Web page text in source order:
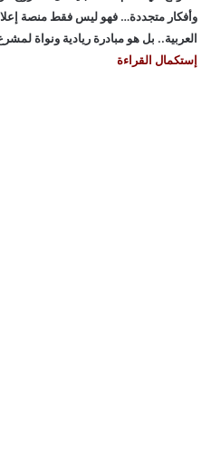
وأفكار متجددة… فهو ليس فقط منصة
العربية.. بل هو مبادرة ريادية ونواة
إستكمال القراءة